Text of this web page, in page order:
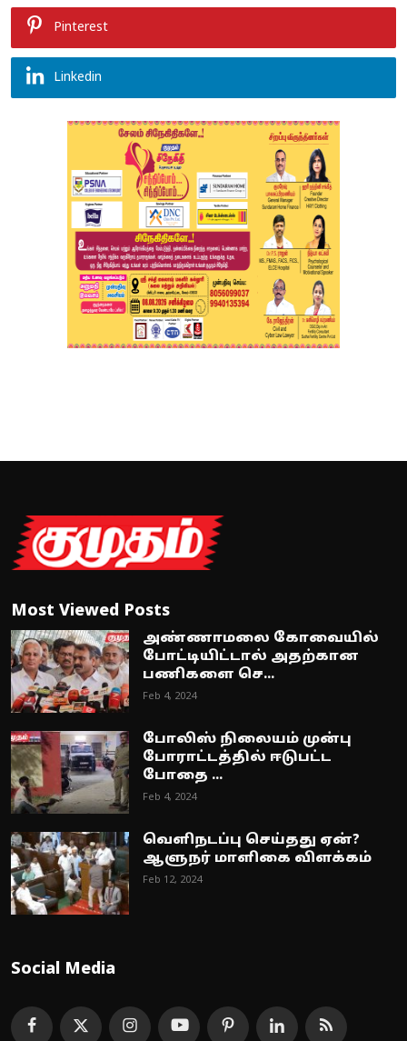
Pinterest
Linkedin
Most Viewed Posts
அண்ணாமலை கோவையில்
போட்டியிட்டால் அதற்கான
பணிகளை செ...
Feb 4, 2024
போலிஸ் நிலையம் முன்பு
போராட்டத்தில் ஈடுபட்ட
போதை ...
Feb 4, 2024
வெளிநடப்பு செய்தது ஏன்?
ஆளுநர் மாளிகை விளக்கம்
Feb 12, 2024
Social Media